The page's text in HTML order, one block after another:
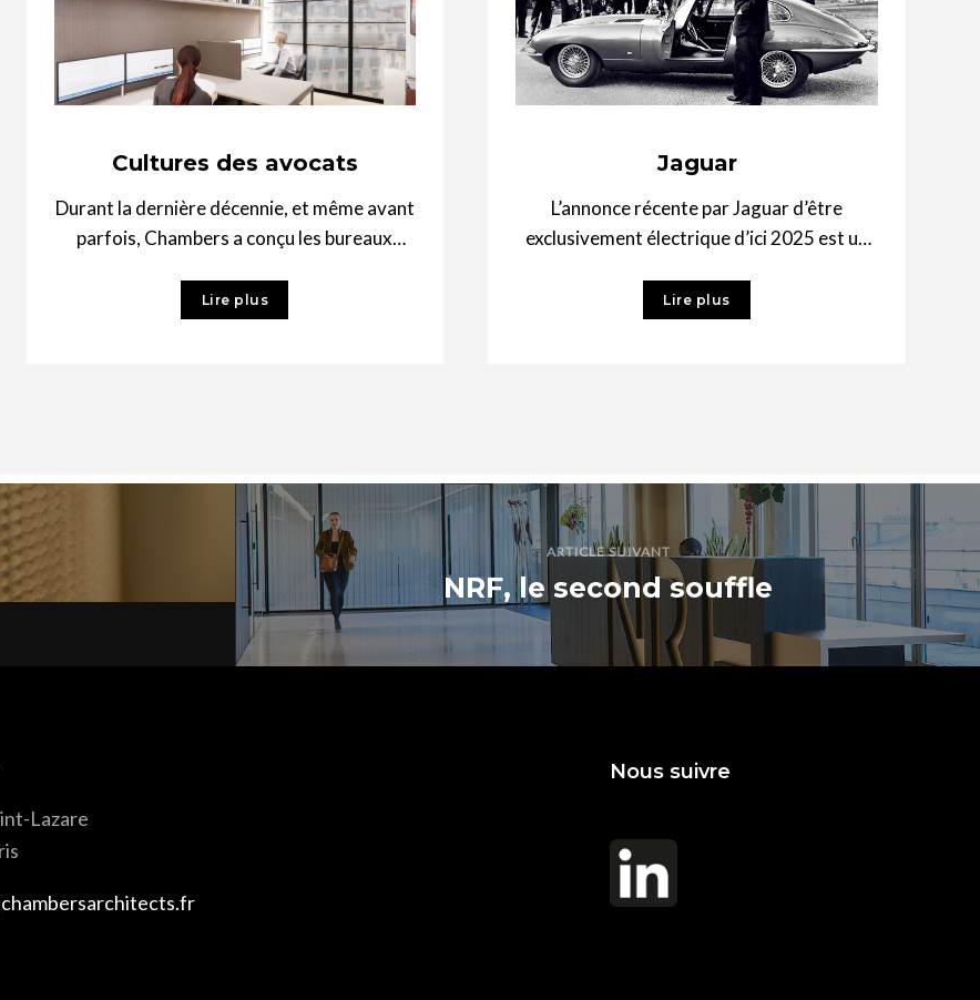
Cultures des avocats
Durant la dernière décennie, et même avant
parfois, Chambers a conçu les bureaux
Lire plus
Jaguar
L’annonce récente par Jaguar d’être
exclusivement électrique d’ici 2025 est un
britannique. Alors que
Lire plus
ARTICLE SUIVANT
NRF, le second souffle
Lazare
Nous suivre